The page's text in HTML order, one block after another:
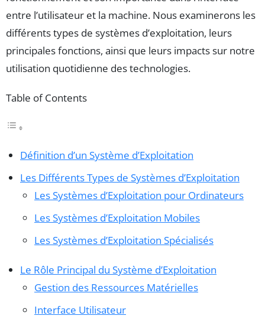
entre l’utilisateur et la machine. Nous examinerons les
différents types de systèmes d’exploitation, leurs
principales fonctions, ainsi que leurs impacts sur notre
utilisation quotidienne des technologies.
Table of Contents
Définition d’un Système d’Exploitation
Les Différents Types de Systèmes d’Exploitation
Les Systèmes d’Exploitation pour Ordinateurs
Les Systèmes d’Exploitation Mobiles
Les Systèmes d’Exploitation Spécialisés
Le Rôle Principal du Système d’Exploitation
Gestion des Ressources Matérielles
Interface Utilisateur